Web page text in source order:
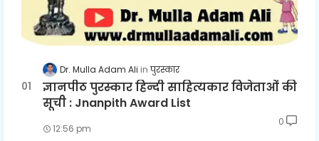
Dr. Mulla Adam Ali पुरस्कार
ज्ञानपीठ पुरस्कार हिन्दी साहित्यकार विजेताओं की
सूची : Jnanpith Award List
12:56 pm
0